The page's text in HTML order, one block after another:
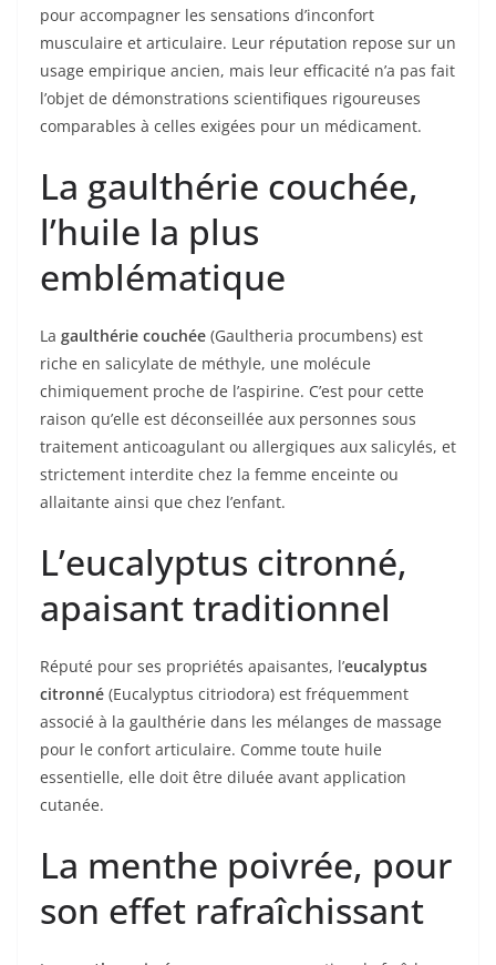
pour accompagner les sensations d’inconfort
musculaire et articulaire. Leur réputation repose sur un
usage empirique ancien, mais leur efficacité n’a pas fait
l’objet de démonstrations scientifiques rigoureuses
comparables à celles exigées pour un médicament.
La gaulthérie couchée,
l’huile la plus
emblématique
La gaulthérie couchée (Gaultheria procumbens) est
riche en salicylate de méthyle, une molécule
chimiquement proche de l’aspirine. C’est pour cette
raison qu’elle est déconseillée aux personnes sous
traitement anticoagulant ou allergiques aux salicylés, et
strictement interdite chez la femme enceinte ou
allaitante ainsi que chez l’enfant.
L’eucalyptus citronné,
apaisant traditionnel
Réputé pour ses propriétés apaisantes, l’eucalyptus
citronné (Eucalyptus citriodora) est fréquemment
associé à la gaulthérie dans les mélanges de massage
pour le confort articulaire. Comme toute huile
essentielle, elle doit être diluée avant application
cutanée.
La menthe poivrée, pour
son effet rafraîchissant